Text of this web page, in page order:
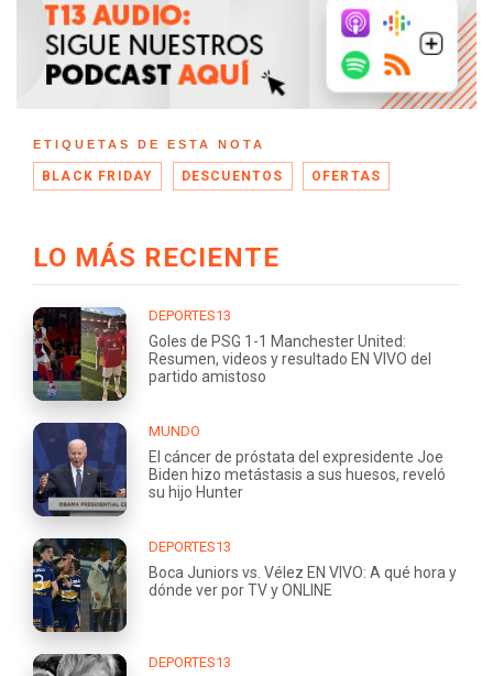
ETIQUETAS DE ESTA NOTA
BLACK FRIDAY DESCUENTOS OFERTAS
LO MÁS RECIENTE
DEPORTES13
Goles de PSG 1-1 Manchester United:
Resumen, videos y resultado EN VIVO del
partido amistoso
MUNDO
El cáncer de próstata del expresidente Joe
Biden hizo metástasis a sus huesos, reveló
su hijo Hunter
DEPORTES13
Boca Juniors vs. Vélez EN VIVO: A qué hora y
dónde ver por TV y ONLINE
DEPORTES13